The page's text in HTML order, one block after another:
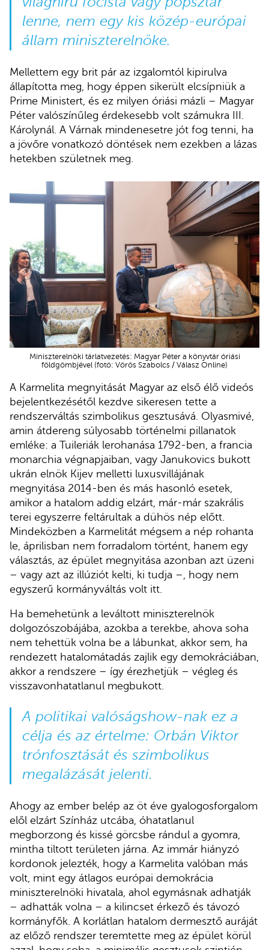
lenne, nem egy kis közép-európai
állam miniszterelnöke.
Mellettem egy brit pár az izgalomtól kipirulva
állapította meg, hogy éppen sikerült elcsípniük a
Prime Ministert, és ez milyen óriási mázli – Magyar
Péter valószínűleg érdekesebb volt számukra III.
Károlynál. A Várnak mindenesetre jót fog tenni, ha
a jövőre vonatkozó döntések nem ezekben a lázas
hetekben születnek meg.
Miniszterelnöki tárlatvezetés: Magyar Péter a könyvtár óriási
földgömbjével (fotó: Vörös Szabolcs / Válasz Online)
A Karmelita megnyitását Magyar az első élő videós
bejelentkezésétől kezdve sikeresen tette a
rendszerváltás szimbolikus gesztusává. Olyasmivé,
amin átdereng súlyosabb történelmi pillanatok
emléke: a Tuileriák lerohanása 1792-ben, a francia
monarchia végnapjaiban, vagy Janukovics bukott
ukrán elnök Kijev melletti luxusvillájának
megnyitása 2014-ben és más hasonló esetek,
amikor a hatalom addig elzárt, már-már szakrális
terei egyszerre feltárultak a dühös nép előtt.
Mindeközben a Karmelitát mégsem a nép rohanta
le, áprilisban nem forradalom történt, hanem egy
választás, az épület megnyitása azonban azt üzeni
– vagy azt az illúziót kelti, ki tudja –, hogy nem
egyszerű kormányváltás volt itt.
Ha bemehetünk a leváltott miniszterelnök
dolgozószobájába, azokba a terekbe, ahova soha
nem tehettük volna be a lábunkat, akkor sem, ha
rendezett hatalomátadás zajlik egy demokráciában,
akkor a rendszere – így érezhetjük – végleg és
visszavonhatatlanul megbukott.
A politikai valóságshow-nak ez a
célja és az értelme: Orbán Viktor
trónfosztását és szimbolikus
megalázását jelenti.
Ahogy az ember belép az öt éve gyalogosforgalom
elől elzárt Színház utcába, óhatatlanul
megborzong és kissé görcsbe rándul a gyomra,
mintha tiltott területen járna. Az immár hiányzó
kordonok jelezték, hogy a Karmelita valóban más
volt, mint egy átlagos európai demokrácia
miniszterelnöki hivatala, ahol egymásnak adhatják
– adhatták volna – a kilincset érkező és távozó
kormányfők. A korlátlan hatalom dermesztő auráját
az előző rendszer teremtette meg az épület körül